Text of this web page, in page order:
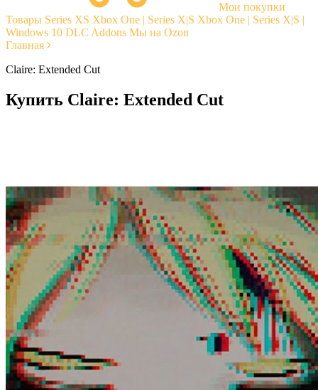
Мои покупки
Товары Series XS Xbox One | Series X|S Xbox One | Series X|S |
Windows 10 DLC Addons Мы на Ozon
Главная
Claire: Extended Cut
Купить Claire: Extended Cut